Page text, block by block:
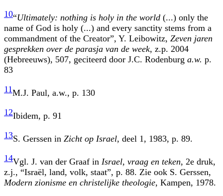
10“Ultimately: nothing is holy in the world (...) only the
name of God is holy (...) and every sanctity stems from a
commandment of the Creator”, Y. Leibowitz, Zeven jaren
gesprekken over de parasja van de week, z.p. 2004
(Hebreeuws), 507, geciteerd door J.C. Rodenburg a.w. p.
83
11M.J. Paul, a.w., p. 130
12Ibidem, p. 91
13S. Gerssen in Zicht op Israel, deel 1, 1983, p. 89.
14Vgl. J. van der Graaf in Israel, vraag en teken, 2e druk,
z.j., “Israël, land, volk, staat”, p. 88. Zie ook S. Gerssen,
Modern zionisme en christelijke theologie, Kampen, 1978.